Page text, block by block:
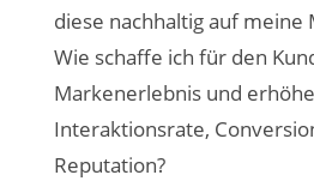
diese nachhaltig auf meine
Wie schaffe ich für den
Markenerlebnis und
Interaktionsrate,
Reputation?